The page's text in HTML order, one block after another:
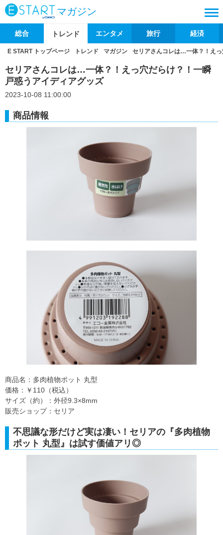
マガジン
総合 トレンド エンタメ 旅行 経済
E START トップページ トレンド マガジン セリアさんコレは…一体？！え
セリアさんコレは…一体？！えっ穴だらけ？！一瞬
戸惑うアイディアグッズ
2023-10-08 11:00:00
商品情報
商品名：多肉植物ポット 丸型
価格：￥110（税込）
サイズ（約）：外径9.3×8mm
販売ショップ：セリア
不思議な形だけど実は凄い！セリアの『多肉植物
ポット 丸型』は試す価値アリ◎